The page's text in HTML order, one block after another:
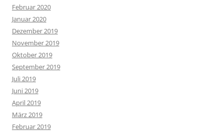
Februar 2020
Januar 2020
Dezember 2019
November 2019
Oktober 2019
September 2019
Juli 2019
Juni 2019
April 2019
März 2019
Februar 2019